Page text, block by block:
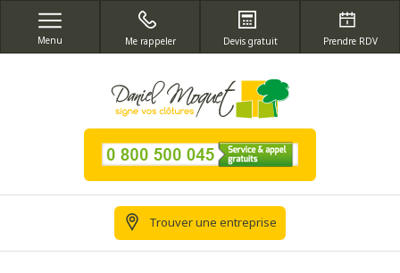
Menu Me rappeler Devis gratuit Prendre RDV
Trouver une entreprise